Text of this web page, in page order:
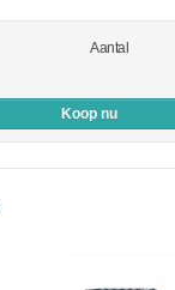
Aantal
Koop nu